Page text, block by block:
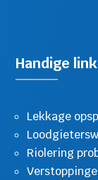
Handige
Lekkage
Riolering